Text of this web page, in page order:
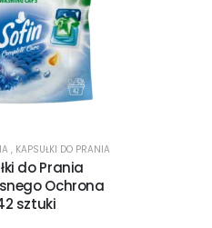
, KAPSUŁKI DO PRANIA
do Prania
Ochrona
sztuki